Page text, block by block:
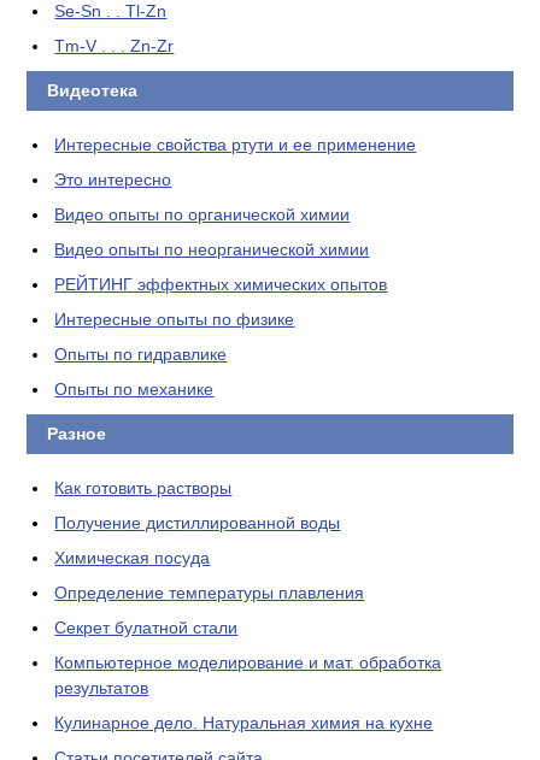
Se-Sn . . Tl-Zn
Tm-V . . . Zn-Zr
Видеотека
Интересные свойства ртути и ее применение
Это интересно
Видео опыты по органической химии
Видео опыты по неорганической химии
РЕЙТИНГ эффектных химических опытов
Интересные опыты по физике
Опыты по гидравлике
Опыты по механике
Разное
Как готовить растворы
Получение дистиллированной воды
Химическая посуда
Определение температуры плавления
Секрет булатной стали
Компьютерное моделирование и мат. обработка
результатов
Кулинарное дело. Натуральная химия на кухне